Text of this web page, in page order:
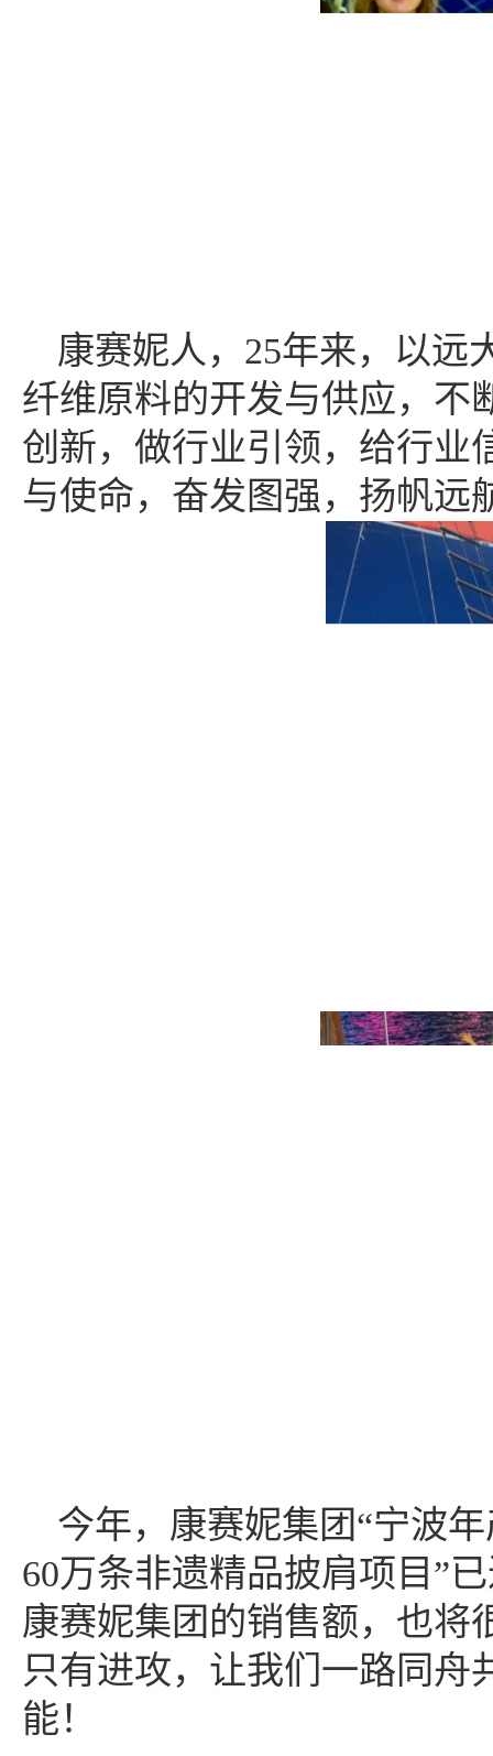
康赛妮人， 25年来，以远
纤维原料的开发与供应，不
创新，做行业引领，给行业
与使命，奋发图强，扬帆远
今年，康赛妮集团 “宁波
60万条非遗精品披肩项目”
康赛妮集团的销售额，也将
只有进攻，让我们一路同舟
能！